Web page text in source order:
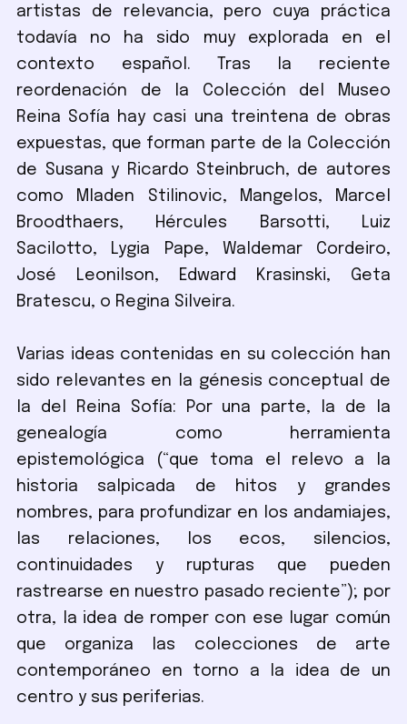
artistas de relevancia, pero cuya práctica
todavía no ha sido muy explorada en el
contexto español. Tras la reciente
reordenación de la Colección del Museo
Reina Sofía hay casi una treintena de obras
expuestas, que forman parte de la Colección
de Susana y Ricardo Steinbruch, de autores
como Mladen Stilinovic, Mangelos, Marcel
Broodthaers, Hércules Barsotti, Luiz
Sacilotto, Lygia Pape, Waldemar Cordeiro,
José Leonilson, Edward Krasinski, Geta
Bratescu, o Regina Silveira.
Varias ideas contenidas en su colección han
sido relevantes en la génesis conceptual de
la del Reina Sofía: Por una parte, la de la
genealogía como herramienta
epistemológica (“que toma el relevo a la
historia salpicada de hitos y grandes
nombres, para profundizar en los andamiajes,
las relaciones, los ecos, silencios,
continuidades y rupturas que pueden
rastrearse en nuestro pasado reciente”); por
otra, la idea de romper con ese lugar común
que organiza las colecciones de arte
contemporáneo en torno a la idea de un
centro y sus periferias.